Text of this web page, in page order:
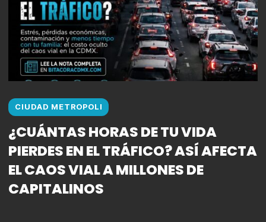
CIUDAD METROPOLI
¿CUÁNTAS HORAS DE TU VIDA
PIERDES EN EL TRÁFICO? ASÍ AFECTA
EL CAOS VIAL A MILLONES DE
CAPITALINOS